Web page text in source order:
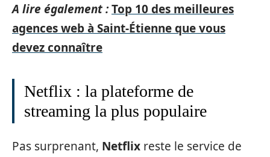
A lire également :Top 10 des meilleures
agences web à Saint-Étienne que vous
devez connaître
Netflix : la plateforme de
streaming la plus populaire
Pas surprenant, Netflix reste le service de